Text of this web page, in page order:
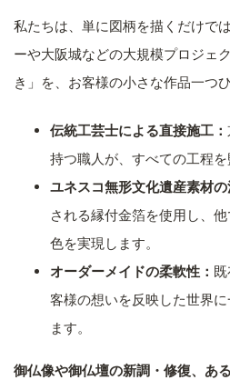
私たちは、単に図柄を描くだけで
ーや大阪城などの大規模プロジェ
き」を、お客様の小さな作品一つ
伝統工芸士による直接施工：
持つ職人が、すべての工程を
ユネスコ無形文化遺産素材の
される縁付金箔を使用し、
色を実現します。
オーダーメイドの柔軟性：
客様の想いを反映した世界
ます。
御仏像や御仏壇の新調・修復、あ